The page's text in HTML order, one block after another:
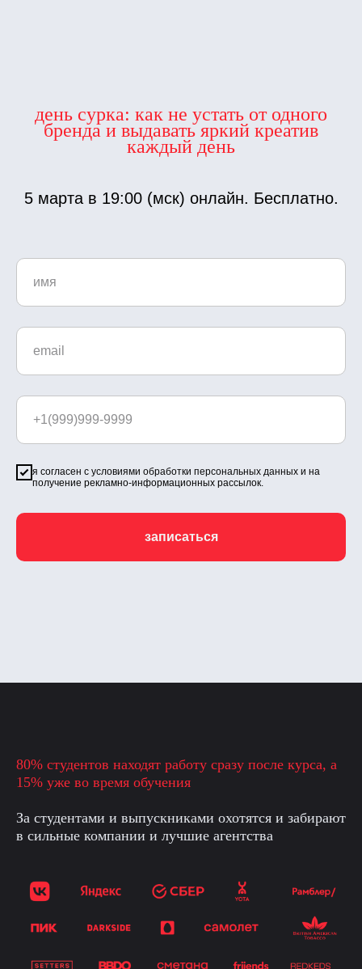
день сурка: как не устать от одного
бренда и выдавать яркий креатив
каждый день
5 марта в 19:00 (мск) онлайн. Бесплатно.
я согласен с условиями обработки персональных данных и на
получение рекламно-информационных рассылок.
записаться
80% студентов находят работу сразу после курса, а
15% уже во время обучения
За студентами и выпускниками охотятся и забирают
в сильные компании и лучшие агентства